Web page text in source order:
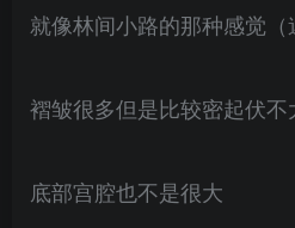
就像林间小路的那种感觉（
褶皱很多但是比较密起伏不
底部宫腔也不是很大